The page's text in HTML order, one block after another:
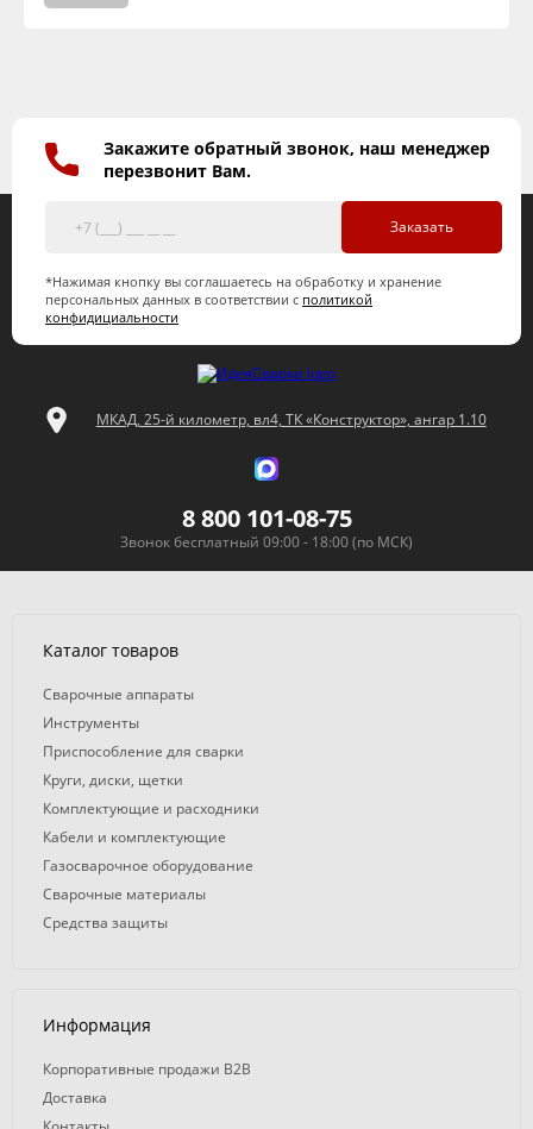
Закажите обратный звонок, наш менеджер
перезвонит Вам.
Заказать
*Нажимая кнопку вы соглашаетесь на обработку и хранение
персональных данных в соответствии с политикой
конфидициальности
МКАД, 25-й километр, вл4, ТК «Конструктор», ангар 1.10
8 800 101-08-75
Звонок бесплатный 09:00 - 18:00 (по МСК)
Каталог товаров
Сварочные аппараты
Инструменты
Приспособление для сварки
Круги, диски, щетки
Комплектующие и расходники
Кабели и комплектующие
Газосварочное оборудование
Сварочные материалы
Средства защиты
Информация
Корпоративные продажи B2B
Доставка